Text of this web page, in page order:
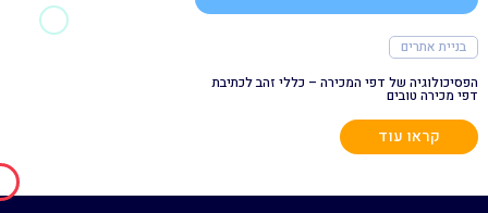
בניית אתרים
הפסיכולוגיה של דפי המכירה – כללי זהב לכתיבת
דפי מכירה טובים
קראו עוד